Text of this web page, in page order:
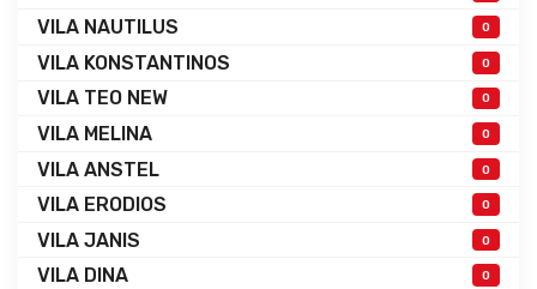
VILA NAUTILUS 0
VILA KONSTANTINOS 0
VILA TEO NEW 0
VILA MELINA 0
VILA ANSTEL 0
VILA ERODIOS 0
VILA JANIS 0
VILA DINA 0